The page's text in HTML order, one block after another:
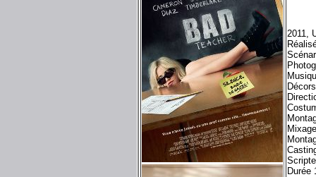
2011,
Durée